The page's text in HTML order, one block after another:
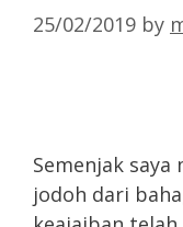
25/02/2019 by
Semenjak
jodoh dari